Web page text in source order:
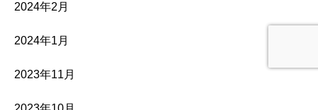
2024年2月
2024年1月
2023年11月